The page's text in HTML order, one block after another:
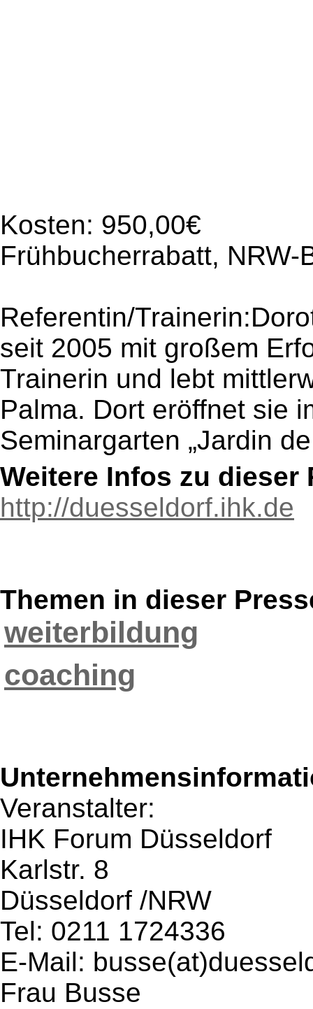
Kosten: 950,00€
Frühbucherrabatt,
Referentin/
seit 2005 mit großem
Trainerin und lebt
Palma. Dort eröffnet sie
Seminargarten „Jardin
Weitere Infos zu dieser
http://duesseldorf.ihk.de
Themen in dieser
weiterbildung
coaching
Veranstalter:
IHK Forum Düsseldorf
Karlstr. 8
Düsseldorf /NRW
Tel: 0211 1724336
E-Mail:
Frau Busse